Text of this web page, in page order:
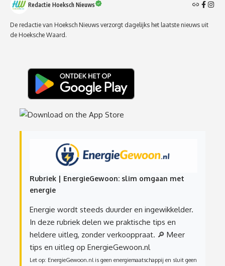
Redactie Hoeksch Nieuws
De redactie van Hoeksch Nieuws verzorgt dagelijks het laatste nieuws uit
de Hoeksche Waard.
Rubriek | EnergieGewoon: slim omgaan met
energie
Energie wordt steeds duurder en ingewikkelder.
In deze rubriek delen we praktische tips en
heldere uitleg, zonder verkooppraat. 🔎 Meer
tips en uitleg op EnergieGewoon.nl
Let op: EnergieGewoon.nl is geen energiemaatschappij en sluit geen